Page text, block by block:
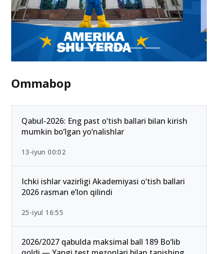
Ommabop
Qabul-2026: Eng past o‘tish ballari bilan kirish
mumkin bo‘lgan yo‘nalishlar
13-iyun 00:02
Ichki ishlar vazirligi Akademiyasi o‘tish ballari
2026 rasman e’lon qilindi
25-iyul 16:55
2026/2027 qabulda maksimal ball 189 Bo‘lib